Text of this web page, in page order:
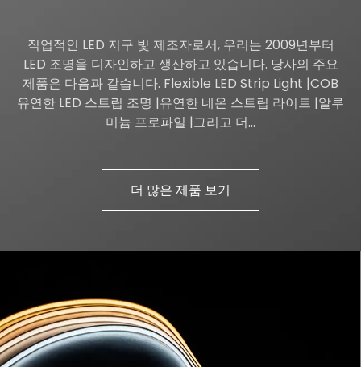
직업적인 LED 지구 빛 제조자로서, 우리는 2009년부터
LED 조명을 디자인하고 생산하고 있습니다. 당사의 주요
제품은 다음과 같습니다. Flexible LED Strip Light |COB
유연한 LED 스트립 조명 |유연한 네온 스트립 라이트 |알루
미늄 프로파일 |그리고 더...
더 많은 제품 보기